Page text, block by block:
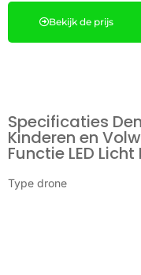
Bekijk de prijs
Specificaties
Kinderen en
Functie LED Licht
Type drone